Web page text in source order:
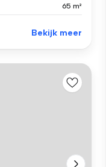
65 m²
Bekijk meer